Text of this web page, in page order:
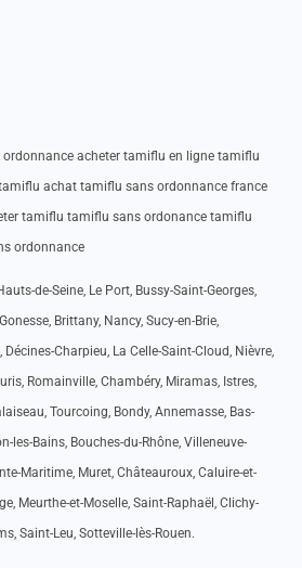
acheter tamiflu en ligne tamiflu
achat tamiflu sans ordonnance france
tamiflu tamiflu sans ordonance tamiflu
ordonnance
de-Seine, Le Port, Bussy-Saint-Georges,
Brittany, Nancy, Sucy-en-Brie,
Charpieu, La Celle-Saint-Cloud, Nièvre,
Romainville, Chambéry, Miramas, Istres,
Tourcoing, Bondy, Annemasse, Bas-
les-Bains, Bouches-du-Rhône, Villeneuve-
Maritime, Muret, Châteauroux, Caluire-et-
Meurthe-et-Moselle, Saint-Raphaël, Clichy-
Saint-Leu, Sotteville-lès-Rouen.